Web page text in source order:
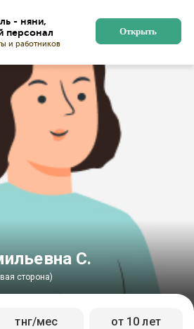
- няни,
Поиск работы и работников
Открыть
С.
сторона)
тнг/мес от 10 лет